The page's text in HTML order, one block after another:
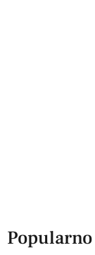
Popularno